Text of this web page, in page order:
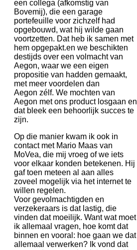
een collega (afkomstig van
Bovemij), die een garage
portefeuille voor zichzelf had
opgebouwd, wat hij wilde gaan
voortzetten. Dat heb ik samen met
hem opgepakt.en we beschikten
destijds over een volmacht van
Aegon, waar we een eigen
propositie van hadden gemaakt,
met meer voordelen dan
Aegon zélf. We mochten van
Aegon met ons product losgaan en
dat bleek een behoorlijk succes te
zijn.
Op die manier kwam ik ook in
contact met Mario Maas van
MoVea, die mij vroeg of we iets
voor elkaar konden betekenen. Hij
gaf toen meteen al aan alles
zoveel mogelijk via het internet te
willen regelen.
Voor gevolmachtigden en
verzekeraars is dat lastig, die
vinden dat moeilijk. Want wat moet
ik allemaal vragen, hoe komt dat
binnen en vooral: hoe gaan we dat
allemaal verwerken? Ik vond dat